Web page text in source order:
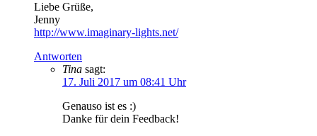
Liebe Grüße,
Jenny
http://www.imaginary-lights.net/
Antworten
Tina sagt:
17. Juli 2017 um 08:41 Uhr
Genauso ist es :)
Danke für dein Feedback!